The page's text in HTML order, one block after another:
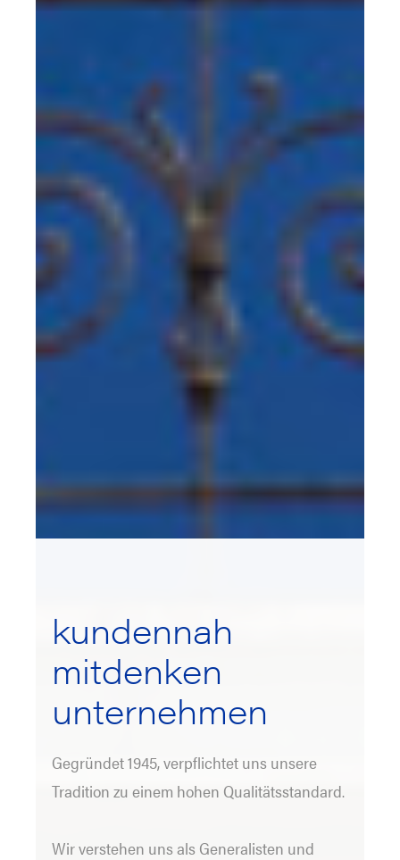
kundennah
mitdenken
unternehmen
Gegründet 1945, verpflichtet uns unsere
Tradition zu einem hohen Qualitätsstandard.
Wir verstehen uns als Generalisten und